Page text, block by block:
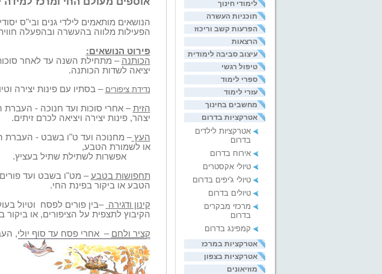
לימודי חינוך
תוכניות העשרה
הפרעות קשב וריכוז
הרצאות
עיצוב סביבה לימודית
טיפול רגשי
ספרי לימוד
עזרי לימוד
מחשבים בחינוך
אטרקציות בדרום
אטרקציות לילדים
בדרום
אירוח בדרום
טיולי אקסטרים
טיולי ג'יפים בדרום
טיולים בדרום
מרכזי מבקרים
בדרום
קמפינג בדרום
אטרקציות במרכז
אטרקציות בצפון
מוזיאונים
הנושאים מותאמים לילדי גנים ובי"ס
הפעילות מלווה בהעשרה ובהפעלה
פירוט הנושאים:
הכותנה – מתחילת השנה עד לאחר
יציאה לשדות הכותנה.
נדידת ציפורים – בסתיו עם פינות יצירה
הזית– אחרי סוכות ועד חנוכה -
יצהר, פינות יצירה ויציאהלכרם זיתים.
העץ– מחנוכה ועד ט"ו בשבט - העברת
או לשמורת הטבע,
אפשרות לשתילת שתיל בעציץ.
תחפושות בטבע– מט"ו בשבט ועד
הטבע או ביקור בפינת החי.
קינון ודגירה –בין פורים לפסח וטיול
הקיבוץ לתצפית על הציפורים, או ביקור
קציר ולחם – אחרי פסח עד סוף יולי,